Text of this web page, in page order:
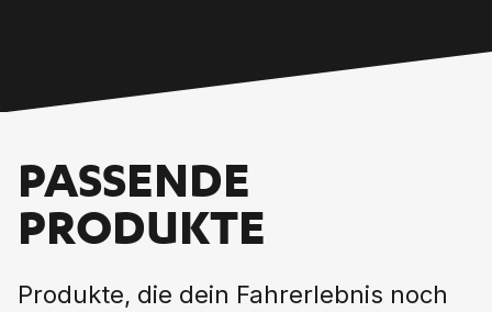
PASSENDE
PRODUKTE
Produkte, die dein Fahrerlebnis noch